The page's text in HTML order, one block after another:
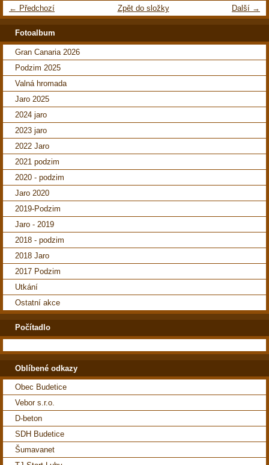
← Předchozí Další →
Zpět do složky
Fotoalbum
Gran Canaria 2026
Podzim 2025
Valná hromada
Jaro 2025
2024 jaro
2023 jaro
2022 Jaro
2021 podzim
2020 - podzim
Jaro 2020
2019-Podzim
Jaro - 2019
2018 - podzim
2018 Jaro
2017 Podzim
Utkání
Ostatní akce
Počítadlo
Oblíbené odkazy
Obec Budetice
Vebor s.r.o.
D-beton
SDH Budetice
Šumavanet